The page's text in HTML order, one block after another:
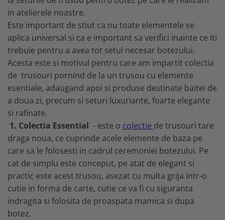
Patura
Patura Bumbac Organic
Patura Forma Ursulet
Patura Nou Nascuti
Fasa
Sac de Dormit
Sac de Infasat
Scutec de Infasat
Sistem - Vara
Sistem Nou Nascut
Sistem 0-3 Luni
Sistem 3-6 luni
Sistem 6-9 Luni
Sistem Ieftin
Suport pentru Infasat
Scutece
MARIMI BEBELUSI
120x60
140x70
Saltele
Baldachin
Cearsafuri si protectii
Regurgitare
Sezut
Somn
Speciala
Suport
Sustinere
Torticolis
VARSTA
3 Luni
6 Luni
1 An
SETURI
Plapuma si Perna
Set Pilota si Perna
Set Paturica si Perna
Set Cuverturi si Pernute
Bebe - Cu Gluga
Bebe - Finet
Bebe - Plaja
Copii
Copii - Bumbac
Copii - Gluga
Copii - Plaja
Copii - Plaja cu Gluga
Copii - Poncho
Copii - Poncho Plaja
Cu Capison
Cu Capison - Bebe
Personalizate
Roz
Patut
Pat Rabatabil
Pat Stivuibil
Scaune
Lemn
Mese
Modulare
Sortulete
Ghiozdane
Ghiozdane Fete
Ghiozdane Baieti
Saculeti
in atelierele noastre.
Este important de stiut ca nu toate elementele se
aplica universal si ca e important sa verifici inainte ce iti
trebuie pentru a avea tot setul necesar botezului.
Acesta este si motivul pentru care am impartit colectia
de trusouri pornind de la un trusou cu elemente
esentiale, adaugand apoi si produse destinate baitei de
a doua zi, precum si seturi luxuriante, foarte elegante
si rafinate.
1. Colectia Essential - este o colectie de trusouri tare
draga noua, ce cuprinde acele elemente de baza pe
care sa le folosesti in cadrul ceremoniei botezului. Pe
cat de simplu este conceput, pe atat de elegant si
practic este acest trusou, asezat cu multa grija intr-o
cutie in forma de carte, cutie ce va fi cu siguranta
indragita si folosita de proaspata mamica si dupa
botez.